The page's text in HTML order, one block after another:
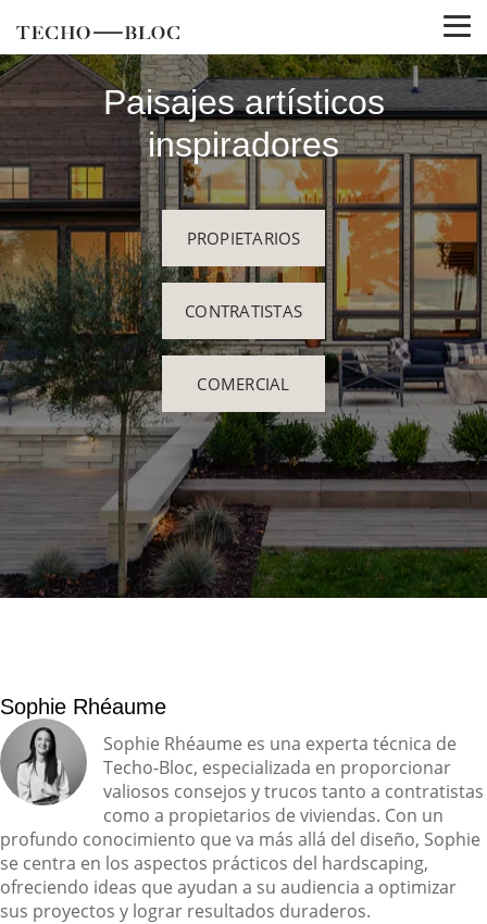
Paisajes artísticos
inspiradores
PROPIETARIOS
CONTRATISTAS
COMERCIAL
Sophie Rhéaume
Sophie Rhéaume es una experta técnica de
Techo-Bloc, especializada en proporcionar
valiosos consejos y trucos tanto a contratistas
como a propietarios de viviendas. Con un
profundo conocimiento que va más allá del diseño, Sophie
se centra en los aspectos prácticos del hardscaping,
ofreciendo ideas que ayudan a su audiencia a optimizar
sus proyectos y lograr resultados duraderos.